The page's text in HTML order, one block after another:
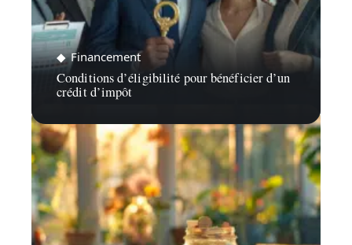
Financement
Conditions d’éligibilité pour bénéficier d’un
crédit d’impôt